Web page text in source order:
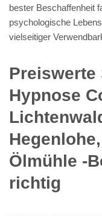
bester Beschaffenheit
psychologische
vielseitiger
Hypnose
Ölmühle -
richtig